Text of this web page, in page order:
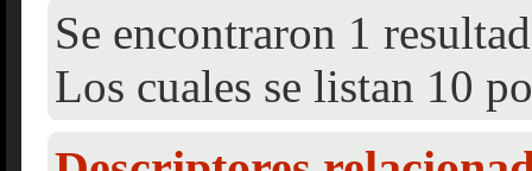
Se encontraron 1
Los cuales se listan 10